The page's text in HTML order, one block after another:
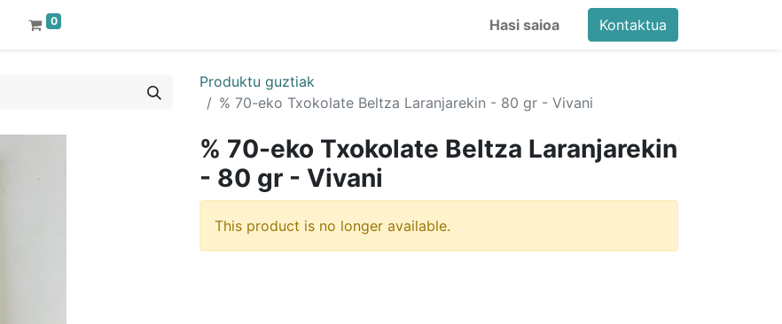
0 Hasi saioa Kontaktua
Produktu guztiak
% 70-eko Txokolate Beltza Laranjarekin - 80 gr - Vivani
% 70-eko Txokolate Beltza Laranjarekin
- 80 gr - Vivani
This product is no longer available.